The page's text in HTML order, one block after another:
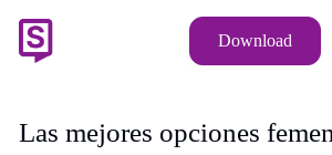
Download
Las mejores opciones